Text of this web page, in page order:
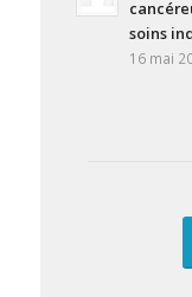
soins
16 mai